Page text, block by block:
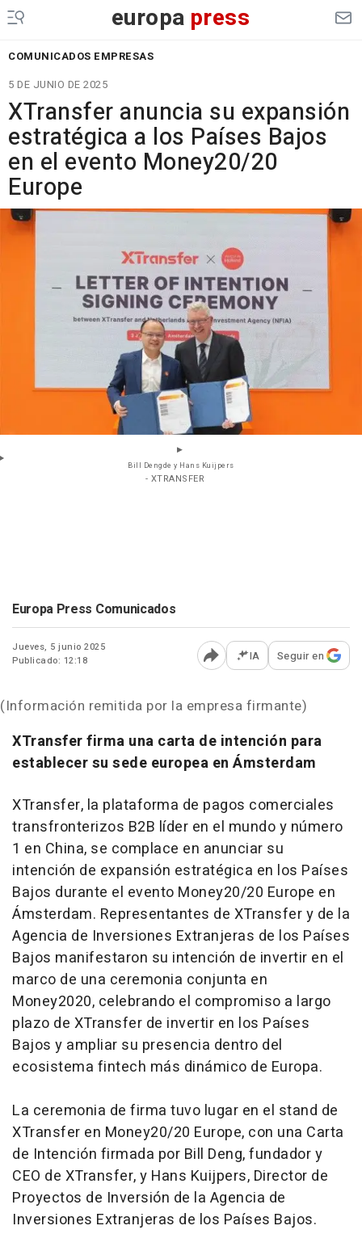
europa press
COMUNICADOS EMPRESAS
5 DE JUNIO DE 2025
XTransfer anuncia su expansión
estratégica a los Países Bajos
en el evento Money20/20
Europe
Bill Dengde y Hans Kuijpers
- XTRANSFER
Europa Press Comunicados
Jueves, 5 junio 2025
Publicado: 12:18
Abrir opciones para
IA Seguir en
(Información remitida por la empresa firmante)
XTransfer firma una carta de intención para
establecer su sede europea en Ámsterdam
XTransfer, la plataforma de pagos comerciales
transfronterizos B2B líder en el mundo y número
1 en China, se complace en anunciar su
intención de expansión estratégica en los Países
Bajos durante el evento Money20/20 Europe en
Ámsterdam. Representantes de XTransfer y de la
Agencia de Inversiones Extranjeras de los Países
Bajos manifestaron su intención de invertir en el
marco de una ceremonia conjunta en
Money2020, celebrando el compromiso a largo
plazo de XTransfer de invertir en los Países
Bajos y ampliar su presencia dentro del
ecosistema fintech más dinámico de Europa.
La ceremonia de firma tuvo lugar en el stand de
XTransfer en Money20/20 Europe, con una Carta
de Intención firmada por Bill Deng, fundador y
CEO de XTransfer, y Hans Kuijpers, Director de
Proyectos de Inversión de la Agencia de
Inversiones Extranjeras de los Países Bajos.